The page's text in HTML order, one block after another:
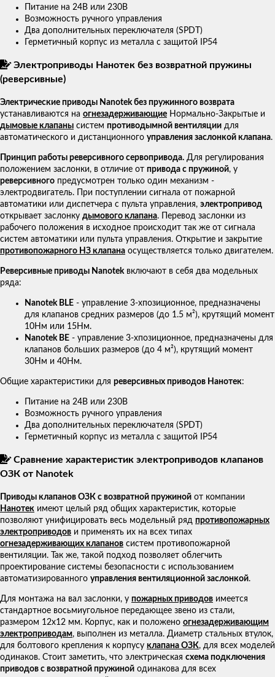
Питание на 24В или 230В
Возможность ручного управления
Два дополнительных переключателя (SPDT)
Герметичный корпус из металла с защитой IP54
Электроприводы Нанотек без возвратной пружины
(реверсивные)
Электрические приводы Nanotek без пружинного возврата
устанавливаются на огнезадерживающие Нормально-Закрытые и
дымовые клапаны систем противодымной вентиляции для
автоматического и дистанционного управления заслонкой клапана.
Принцип работы реверсивного сервопривода. Для регулирования
положением заслонки, в отличие от привода с пружиной, у
реверсивного предусмотрен только один механизм -
электродвигатель. При поступлении сигнала от пожарной
автоматики или диспетчера с пульта управления, электропривод
открывает заслонку дымового клапана. Перевод заслонки из
рабочего положения в исходное происходит так же от сигнала
систем автоматики или пульта управления. Открытие и закрытие
противопожарного НЗ клапана осуществляется только двигателем.
Реверсивные приводы Nanotek включают в себя два модельных
ряда:
Nanotek BLE - управление 3-хпозиционное, предназначены
для клапанов средних размеров (до 1.5 м²), крутящий момент
10Нм или 15Нм.
Nanotek BE - управление 3-хпозиционное, предназначены для
клапанов больших размеров (до 4 м²), крутящий момент
30Нм и 40Нм.
Общие характеристики для реверсивных приводов Нанотек:
Питание на 24В или 230В
Возможность ручного управления
Два дополнительных переключателя (SPDT)
Герметичный корпус из металла с защитой IP54
Сравнение характеристик электроприводов клапанов
ОЗК от Nanotek
Приводы клапанов ОЗК с возвратной пружиной от компании
Нанотек имеют целый ряд общих характеристик, которые
позволяют унифицировать весь модельный ряд противопожарных
электроприводов и применять их на всех типах
огнезадерживающих клапанов систем противопожарной
вентиляции. Так же, такой подход позволяет облегчить
проектирование системы безопасности с использованием
автоматизированного управления вентиляционной заслонкой.
Для монтажа на вал заслонки, у пожарных приводов имеется
стандартное восьмиугольное передающее звено из стали,
размером 12х12 мм. Корпус, как и положено огнезадерживающим
электроприводам, выполнен из металла. Диаметр стальных втулок,
для болтового крепления к корпусу клапана ОЗК, для всех моделей
одинаков. Стоит заметить, что электрическая схема подключения
приводов с возвратной пружиной одинакова для всех